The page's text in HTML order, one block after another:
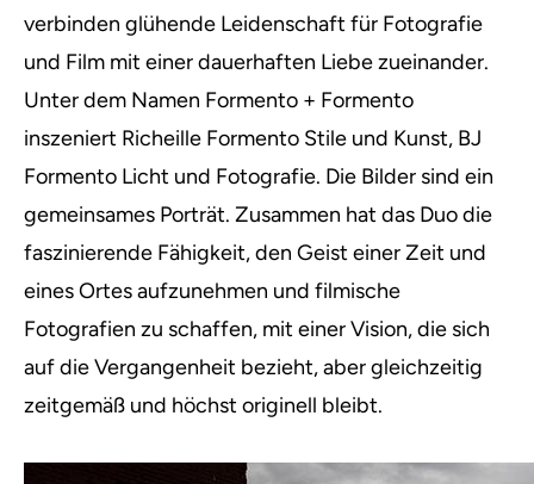
verbinden glühende Leidenschaft für Fotografie
und Film mit einer dauerhaften Liebe zueinander.
Unter dem Namen Formento + Formento
inszeniert Richeille Formento Stile und Kunst, BJ
Formento Licht und Fotografie. Die Bilder sind ein
gemeinsames Porträt. Zusammen hat das Duo die
faszinierende Fähigkeit, den Geist einer Zeit und
eines Ortes aufzunehmen und filmische
Fotografien zu schaffen, mit einer Vision, die sich
auf die Vergangenheit bezieht, aber gleichzeitig
zeitgemäß und höchst originell bleibt.